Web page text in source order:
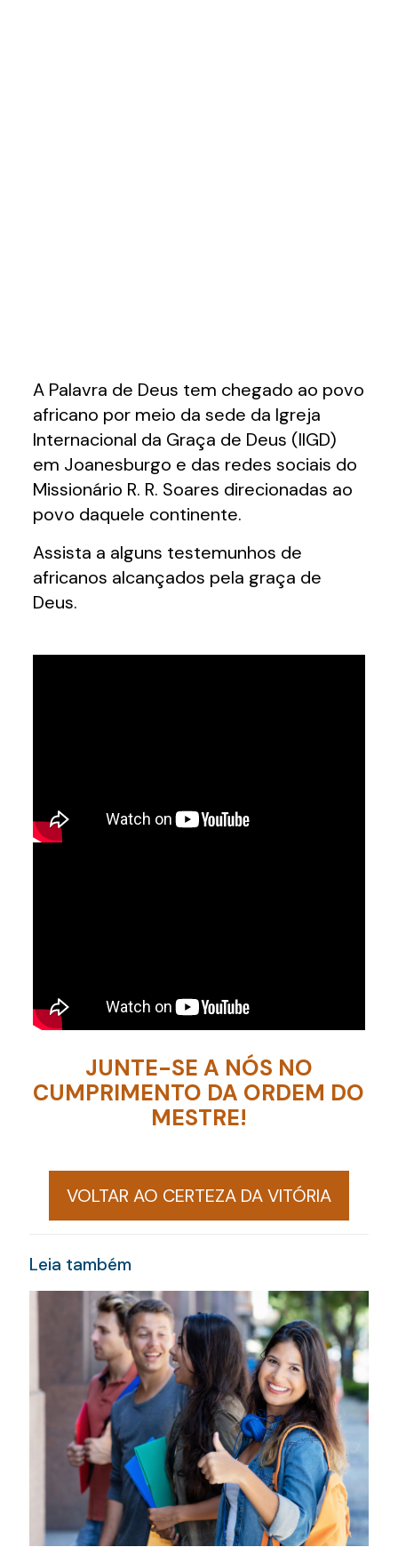
A Palavra de Deus tem chegado ao povo
africano por meio da sede da Igreja
Internacional da Graça de Deus (IIGD)
em Joanesburgo e das redes sociais do
Missionário R. R. Soares direcionadas ao
povo daquele continente.
Assista a alguns testemunhos de
africanos alcançados pela graça de
Deus.
JUNTE-SE A NÓS NO
CUMPRIMENTO DA ORDEM DO
MESTRE!
VOLTAR AO CERTEZA DA VITÓRIA
Leia também